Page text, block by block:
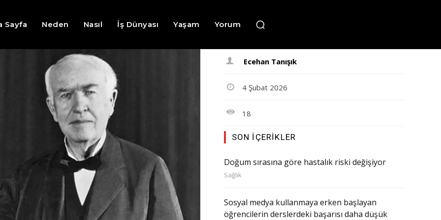
Sayfa Neden Nasıl İş Dünyası Yaşam Yorum
Ecehan Tanışık
4 Şubat 2026
18
SON İÇERIKLER
Doğum sırasına göre hastalık riski değişiyor
Sağlık
Sosyal medya kullanmaya erken başlayan
öğrencilerin derslerdeki başarısı daha düşük